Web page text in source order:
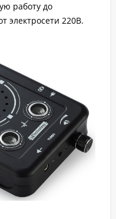
работу до
электросети 220В.